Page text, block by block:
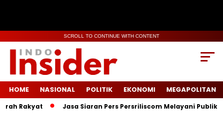
SCROLL TO CONTINUE WITH CONTENT
HOME NASIONAL POLITIK EKONOMI MEGAPOLITAN
Jasa Siaran Pers Persriliscom Melayani Publikasi